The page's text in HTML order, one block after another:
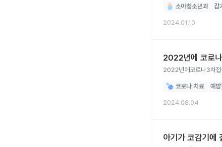
소아청소년과 감
2024.01.10
2022년에 코로
2022년에코로나3차접
코로나 치료 예
2024.08.04
아기가 코감기에